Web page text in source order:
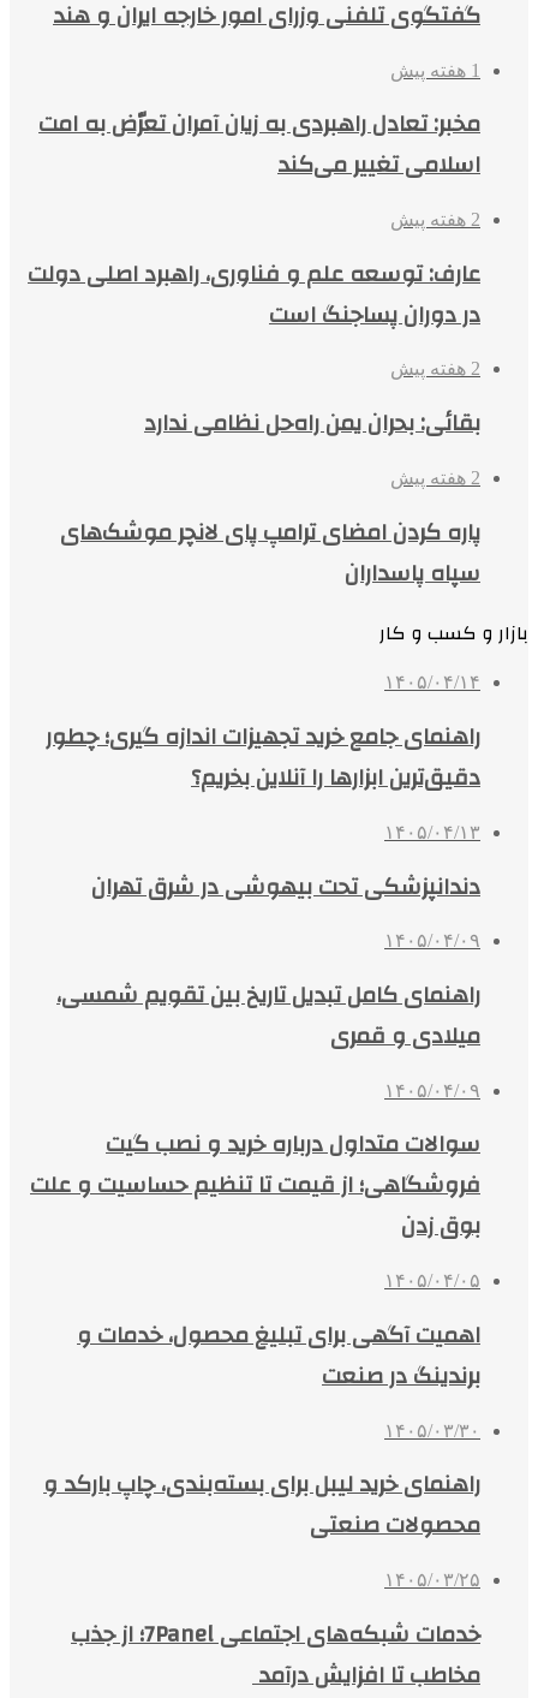
گفتگوی تلفنی وزرای امور خارجه ایران و هند
1 هفته پیش
مخبر: تعادل راهبردی به زیان آمران تعرّض به امت
اسلامی تغییر می‌کند
2 هفته پیش
عارف: توسعه علم و فناوری، راهبرد اصلی دولت
در دوران پساجنگ است
2 هفته پیش
بقائی: بحران یمن راه‌حل نظامی ندارد
2 هفته پیش
پاره کردن امضای ترامپ پای لانچر موشک‌های
سپاه پاسداران
بازار و کسب و کار
۱۴۰۵/۰۴/۱۴
راهنمای جامع خرید تجهیزات اندازه گیری؛ چطور
دقیق‌ترین ابزارها را آنلاین بخریم؟
۱۴۰۵/۰۴/۱۳
دندانپزشکی تحت بیهوشی در شرق تهران
۱۴۰۵/۰۴/۰۹
راهنمای کامل تبدیل تاریخ بین تقویم شمسی،
میلادی و قمری
۱۴۰۵/۰۴/۰۹
سوالات متداول درباره خرید و نصب گیت
فروشگاهی؛ از قیمت تا تنظیم حساسیت و علت
بوق زدن
۱۴۰۵/۰۴/۰۵
اهمیت آگهی برای تبلیغ محصول، خدمات و
برندینگ در صنعت
۱۴۰۵/۰۳/۳۰
راهنمای خرید لیبل برای بسته‌بندی، چاپ بارکد و
محصولات صنعتی
۱۴۰۵/۰۳/۲۵
خدمات شبکه‌های اجتماعی 7Panel؛ از جذب
مخاطب تا افزایش درآمد